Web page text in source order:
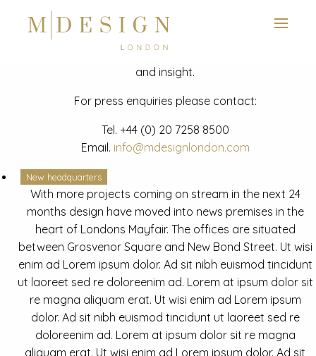
News
Latest mdesign development project and advisory news
and insight.
For press enquiries please contact:
Tel. +44 (0) 20 7258 8500
Email. info@mdesignlondon.com
New headquarters
With more projects coming on stream in the next 24
months design have moved into news premises in the
heart of Londons Mayfair. The offices are situated
between Grosvenor Square and New Bond Street. Ut wisi
enim ad Lorem ipsum dolor. Ad sit nibh euismod tincidunt
ut laoreet sed re doloreenim ad. Lorem at ipsum dolor sit
re magna aliquam erat. Ut wisi enim ad Lorem ipsum
dolor. Ad sit nibh euismod tincidunt ut laoreet sed re
doloreenim ad. Lorem at ipsum dolor sit re magna
aliquam erat. Ut wisi enim ad Lorem ipsum dolor. Ad sit